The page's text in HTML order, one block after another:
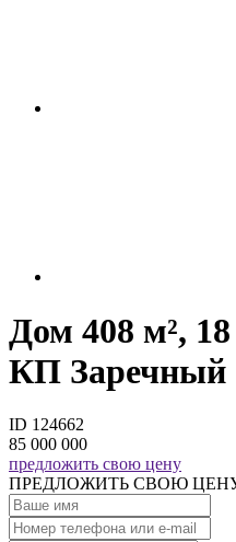
Дом 408 м²,
КП Заречный
ID 124662
85 000 000
предложить свою цену
ПРЕДЛОЖИТЬ СВОЮ